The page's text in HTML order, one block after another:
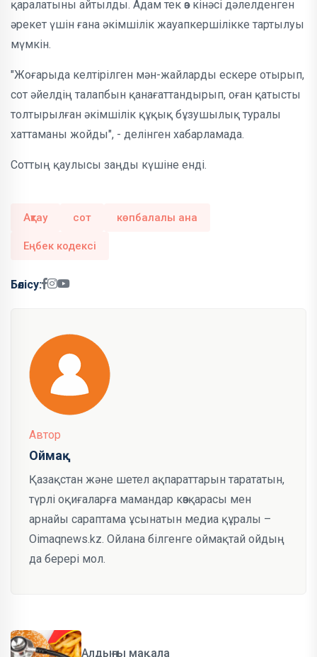
қаралатыны айтылды. Адам тек өз кінәсі дәлелденген
әрекет үшін ғана әкімшілік жауапкершілікке тартылуы
мүмкін.
"Жоғарыда келтірілген мән-жайларды ескере отырып,
сот әйелдің талапбын қанағаттандырып, оған қатысты
толтырылған әкімшілік құқық бұзушылық туралы
хаттаманы жойды", - делінген хабарламада.
Соттың қаулысы заңды күшіне енді.
Ақтау сот көпбалалы ана
Еңбек кодексі
Бөлісу:
Автор
Оймақ
Қазақстан және шетел ақпараттарын тарататын,
түрлі оқиғаларға мамандар көзқарасы мен
арнайы сараптама ұсынатын медиа құралы –
Oimaqnews.kz. Ойлана білгенге оймақтай ойдың
да берері мол.
Алдыңғы мақала